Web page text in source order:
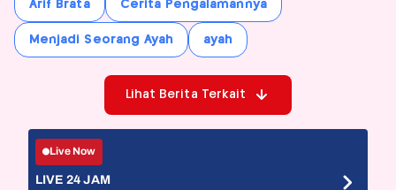
Arif Brata Cerita Pengalamannya
Menjadi Seorang Ayah ayah
Lihat Berita Terkait
Live Now
LIVE 24 JAM